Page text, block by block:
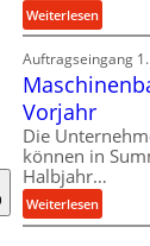
Weiterlesen:
M
a
t
l
v
Auftragseingang
Vorjahr
Die
können in
Halbjahr…
Weiterlesen:
M